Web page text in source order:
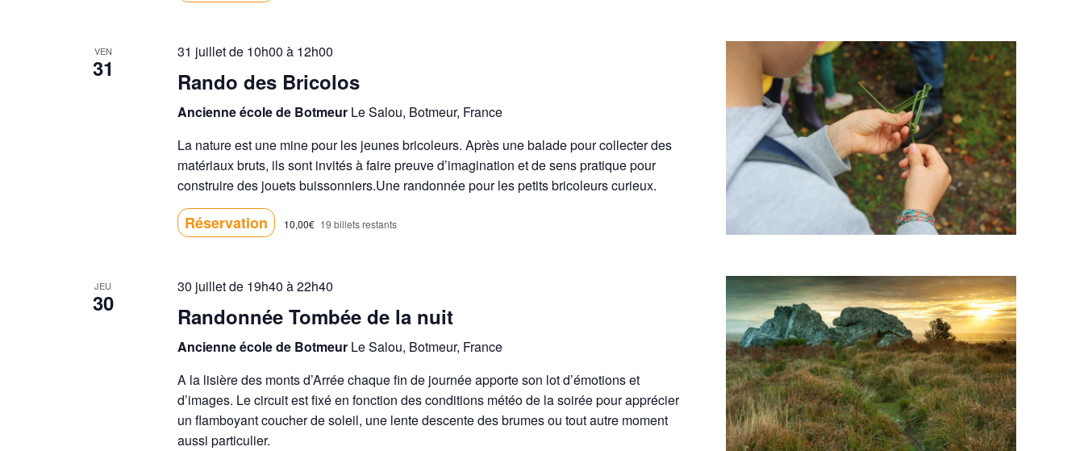
VEN
31
31 juillet de 10h00 à 12h00
Rando des Bricolos
Ancienne école de Botmeur Le Salou, Botmeur, France
La nature est une mine pour les jeunes bricoleurs. Après une balade pour collecter des
matériaux bruts, ils sont invités à faire preuve d’imagination et de sens pratique pour
construire des jouets buissonniers.Une randonnée pour les petits bricoleurs curieux.
Réservation 10,00€ 19 billets restants
JEU
30
30 juillet de 19h40 à22h40
Randonnée Tombée de la nuit
Ancienne école de Botmeur Le Salou, Botmeur, France
A la lisière des monts d’Arrée chaque fin de journée apporte son lot d’émotions et
d’images. Le circuit est fixé en fonction des conditions météo de la soirée pour apprécier
un flamboyant coucher de soleil, une lente descente des brumes ou tout autre moment
aussi particulier.